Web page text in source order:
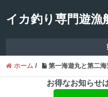
イカ釣り専門遊漁
ホーム / 第一海遊丸と第二
お得なお知らせ